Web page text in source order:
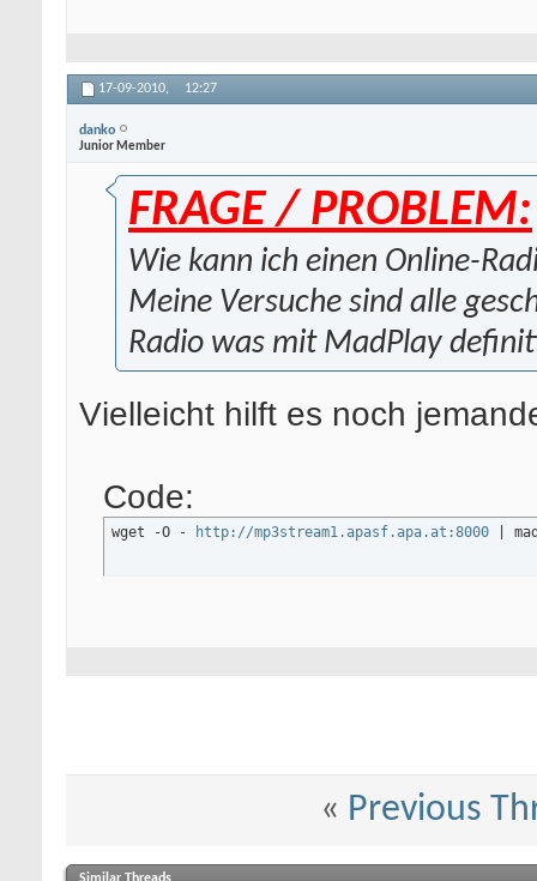
17-09-2010, 12:27
danko
Junior Member
FRAGE / PROBLEM:
Wie kann ich einen Online-
Meine Versuche sind alle
Radio was mit MadPlay
Vielleicht hilft es noch
Code:
wget -O - http://mp3stream1.apasf.apa.at:8000 |
« Previous